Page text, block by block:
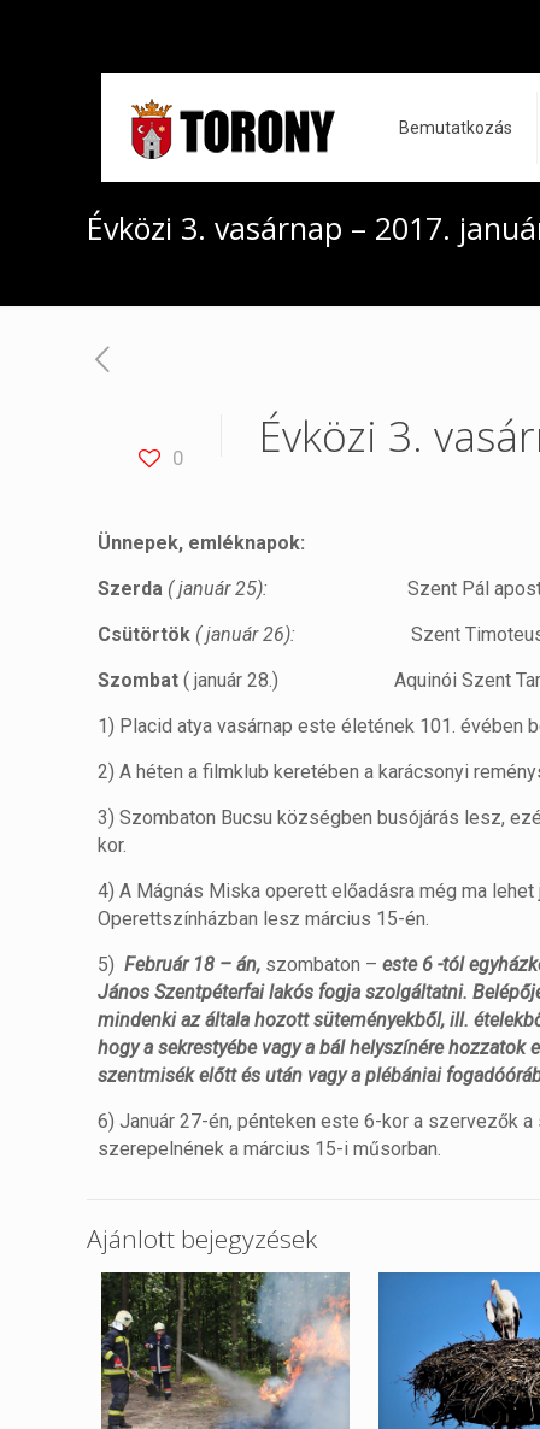
Bemutatkozás
Évközi 3. vasárnap – 2017.
0 Évközi 3.
Ünnepek, emléknapok:
Szerda ( január 25):Szent Pál
Csütörtök ( január 26):Szent
Szombat( január 28.) Aquinói Szent
1) Placid atya vasárnap este életének 101. évében
2) A héten a filmklub keretében a karácsonyi
3) Szombaton Bucsu községben busójárás lesz,
kor.
4) A Mágnás Miska operett előadásra még ma
Operettszínházban lesz március 15-én.
5)Február 18 – án, szombaton –este 6 -tól
János Szentpéterfai lakós fogja szolgáltatni.
mindenki az általa hozott süteményekből, ill.
hogy a sekrestyébe vagy a bál helyszínére
szentmisék előtt és után vagy a plébániai
6) Január 27-én, pénteken este 6-kor a szervezők
szerepelnének a március 15-i műsorban.
Ajánlott bejegyzések